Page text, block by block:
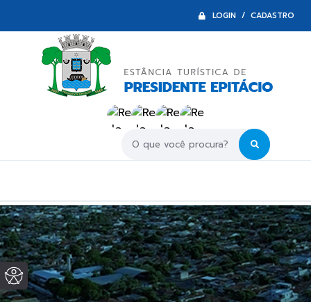
LOGIN / CADASTRO